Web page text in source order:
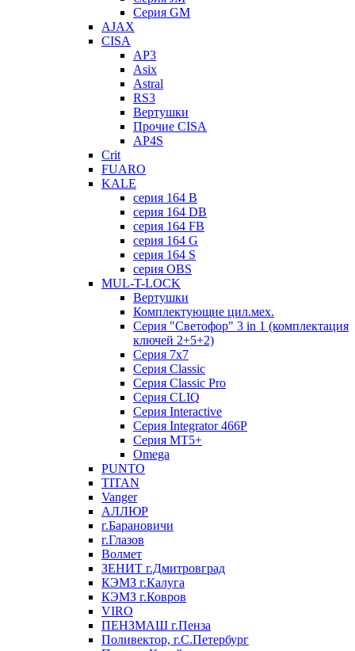
Серия GM
AJAX
CISA
AP3
Asix
Astral
RS3
Вертушки
Прочие CISA
AP4S
Crit
FUARO
KALE
серия 164 B
серия 164 DB
серия 164 FB
серия 164 G
серия 164 S
серия OBS
MUL-T-LOCK
Вертушки
Комплектующие цил.мех.
Серия "Светофор" 3 in 1 (комплектация
ключей 2+5+2)
Серия 7х7
Серия Classic
Серия Classic Pro
Серия CLIQ
Серия Interactive
Серия Integrator 466P
Серия MT5+
Omega
PUNTO
TITAN
Vanger
АЛЛЮР
г.Барановичи
г.Глазов
Волмет
ЗЕНИТ г.Дмитровград
КЭМЗ г.Калуга
КЭМЗ г.Ковров
VIRO
ПЕНЗМАШ г.Пенза
Поливектор, г.С.Петербург